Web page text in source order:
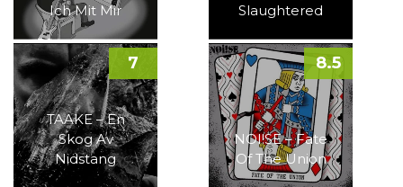
Ich Mit Mir
Slaughtered
TAAKE – En
Skog Av
Nidstang
7
NOI!SE – Fate
Of The Union
8.5